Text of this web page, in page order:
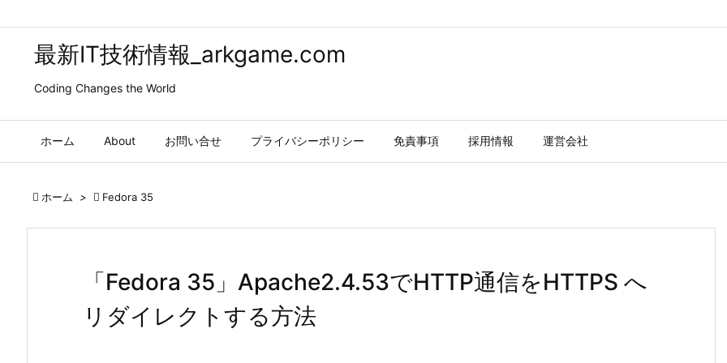
最新IT技術情報_arkgame.com
Coding Changes the World
ホーム About お問い合せ プライバシーポリシー 免責事項 採用情報 運営会社
 ホーム >  Fedora 35
「Fedora 35」Apache2.4.53でHTTP通信をHTTPS へ
リダイレクトする方法